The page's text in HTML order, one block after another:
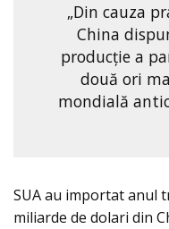
„Din cauza
China
producţie a
două ori
mondială
SUA au importat anul
miliarde de dolari din